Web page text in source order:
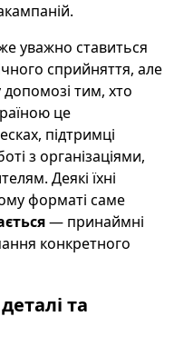
уважно ставиться
сприйняття, але
тим, хто
це
підтримці
з організаціями,
Деякі їхні
форматі саме
— принаймні
конкретного
та